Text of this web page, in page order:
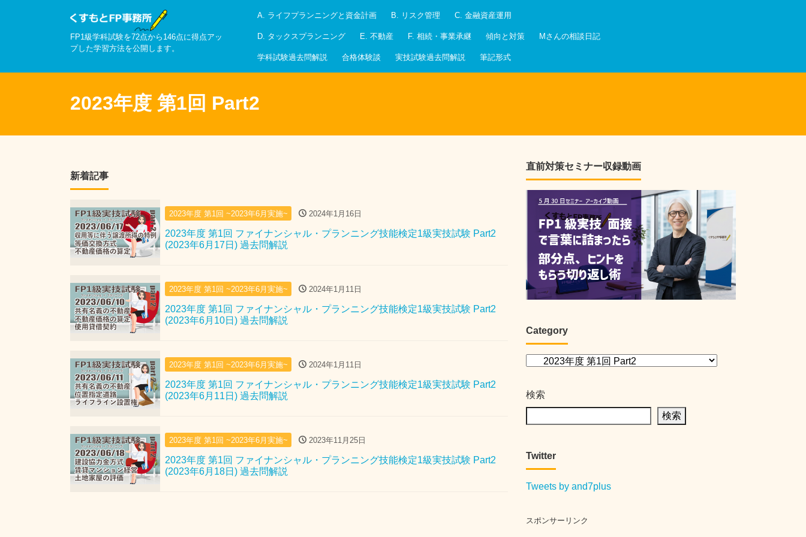
FP1級学科試験を72点から146点に得点アッ
プした学習方法を公開します。
A. ライフプランニングと資金計画 B. リスク管理 C. 金融資産運用
D. タックスプランニング E. 不動産 F. 相続・事業承継 傾向と対策 Mさんの相談日記
学科試験過去問解説 合格体験談 実技試験過去問解説 筆記形式
2023年度 第1回 Part2
新着記事
2023年度 第1回 ~2023年6月実施~ 2024年1月16日
2023年度 第1回 ファイナンシャル・プランニング技能検定1級実技試験 Part2
(2023年6月17日) 過去問解説
2023年度 第1回 ~2023年6月実施~ 2024年1月11日
2023年度 第1回 ファイナンシャル・プランニング技能検定1級実技試験 Part2
(2023年6月10日) 過去問解説
2023年度 第1回 ~2023年6月実施~ 2024年1月11日
2023年度 第1回 ファイナンシャル・プランニング技能検定1級実技試験 Part2
(2023年6月11日) 過去問解説
2023年度 第1回 ~2023年6月実施~ 2023年11月25日
2023年度 第1回 ファイナンシャル・プランニング技能検定1級実技試験 Part2
(2023年6月18日) 過去問解説
直前対策セミナー収録動画
Category
検索
検索
Twitter
Tweets by and7plus
スポンサーリンク